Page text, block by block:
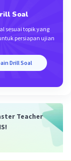
Soal
sesuai topik yang
persiapan ujian
Drill Soal
Teacher